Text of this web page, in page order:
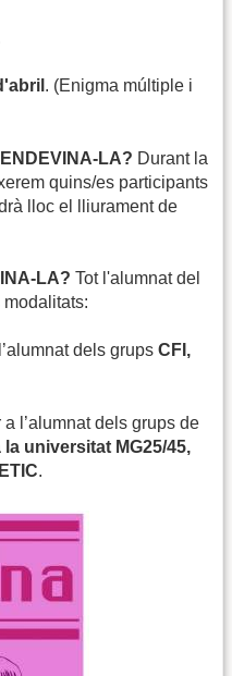
. (Enigma múltiple i
LA? Durant la
quins/es participants
lloc el lliurament de
LA? Tot l'alumnat del
dels grups CFI,
a l’alumnat dels grups de
universitat MG25/45,
.